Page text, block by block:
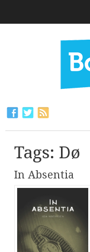
Tags: Dø
In Absentia